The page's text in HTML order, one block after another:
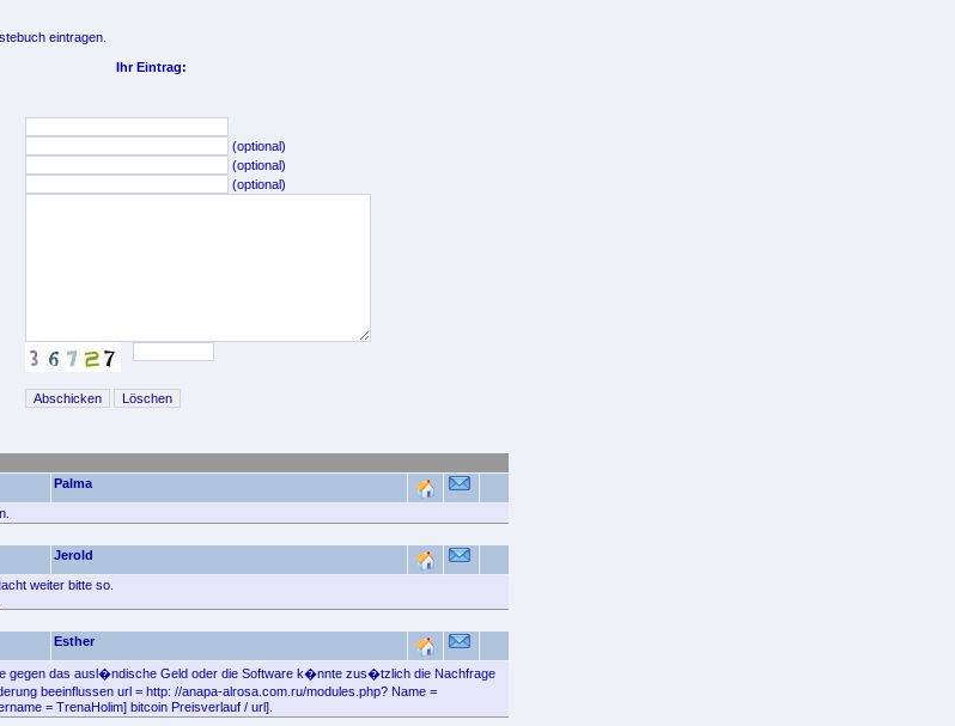
eintragen.
Ihr Eintrag:
(optional)
(optional)
(optional)
Palma
Jerold
weiter bitte so.
Esther
gegen das ausl�ndische Geld oder die Software k�nnte zus�tzlich die Nachfrage
beeinflussen url = http: //anapa-alrosa.com.ru/modules.php? Name =
= TrenaHolim] bitcoin Preisverlauf / url].